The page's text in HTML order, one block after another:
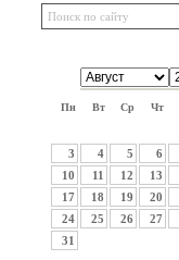
Пн Вт Ср Чт
3
4 5 6
10
11 12 13
17
18 19 20
24
25 26 27
31